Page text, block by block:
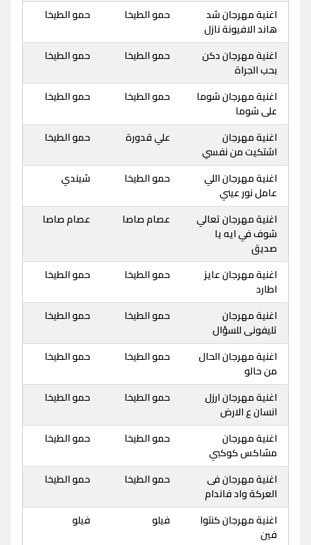
اغنية مهرجان شد
هاند الافيونة نازل
حمو الطيخا حمو الطيخا
اغنية مهرجان دكن
بحب الجراة
حمو الطيخا حمو الطيخا
اغنية مهرجان شوما
على شوما
حمو الطيخا حمو الطيخا
اغنية مهرجان
اشتكيت من نفسي
علي قدورة حمو الطيخا
اغنية مهرجان اللي
عامل نور عيني
حمو الطيخا شيندي
اغنية مهرجان تعالي
شوف في ايه يا
صديق
عصام صاصا عصام صاصا
اغنية مهرجان عايز
اطارد
حمو الطيخا حمو الطيخا
اغنية مهرجان
تليفونى للسؤال
حمو الطيخا حمو الطيخا
اغنية مهرجان الحال
من حالو
حمو الطيخا حمو الطيخا
اغنية مهرجان ارزل
انسان ع الارض
حمو الطيخا حمو الطيخا
اغنية مهرجان
مشاكس كوكبي
حمو الطيخا حمو الطيخا
اغنية مهرجان فى
العركة واد فاندام
حمو الطيخا حمو الطيخا
اغنية مهرجان كنتوا
فين
فيلو فيلو